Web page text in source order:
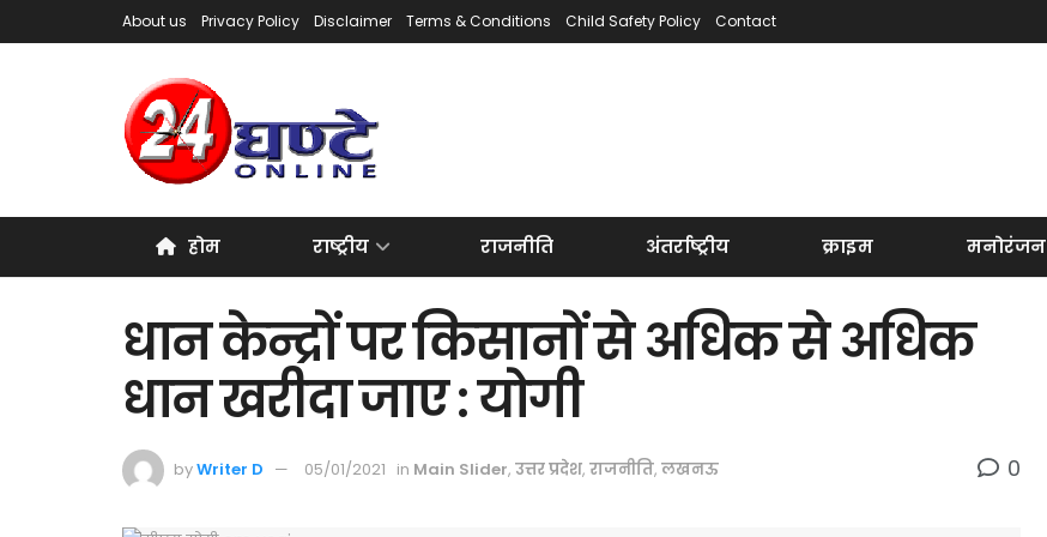
About us Privacy Policy Disclaimer Terms & Conditions Child Safety Policy Contact
होम राष्ट्रीय राजनीति अंतर्राष्ट्रीय क्राइम मनोरंजन
धान केन्द्रों पर किसानों से अधिक से अधिक
धान खरीदा जाए : योगी
byWriter D 05/01/2021 in Main Slider, उत्तर प्रदेश, राजनीति, लखनऊ 0